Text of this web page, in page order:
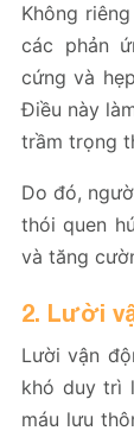
Không
các phản
cứng và
Điều này
trầm trọng
Do đó,
thói quen
và tăng
2. Lười
Lười vận
khó duy trì
máu lưu